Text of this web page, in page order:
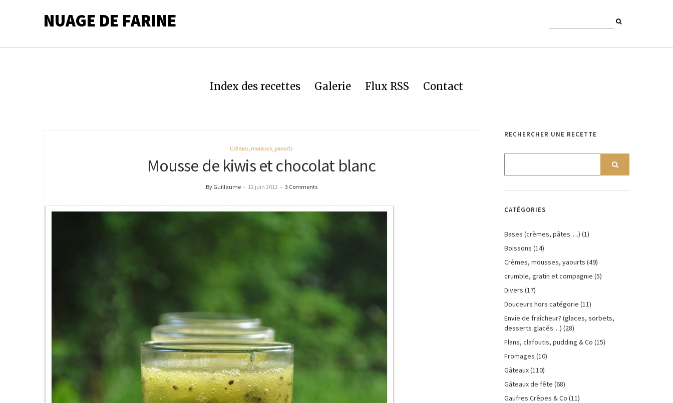
NUAGE DE FARINE
Index des recettes Galerie Flux RSS Contact
Crèmes, mousses, yaourts
Mousse de kiwis et chocolat blanc
By Guillaume – 12 juin 2012 – 3 Comments
RECHERCHER UNE RECETTE
CATÉGORIES
Bases (crèmes, pâtes….) (1)
Boissons (14)
Crèmes, mousses, yaourts (49)
crumble, gratin et compagnie (5)
Divers (17)
Douceurs hors catégorie (11)
Envie de fraîcheur? (glaces, sorbets,
desserts glacés…) (28)
Flans, clafoutis, pudding & Co (15)
Fromages (10)
Gâteaux(110)
Gâteaux de fête (68)
Gaufres Crêpes & Co (11)